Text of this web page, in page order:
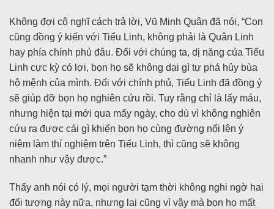
Không đợi cô nghĩ cách trả lời, Vũ Minh Quân đã nói, “Con
cũng đồng ý kiến với Tiểu Linh, không phải là Quân Linh
hay phía chính phủ đâu. Đối với chúng ta, dị năng của Tiểu
Linh cực kỳ có lợi, bọn họ sẽ không dại gì tự phá hủy bùa
hộ mệnh của mình. Đối với chính phủ, Tiểu Linh đã đồng ý
sẽ giúp đỡ bọn họ nghiên cứu rồi. Tuy rằng chỉ là lấy máu,
nhưng hiện tại mới qua mấy ngày, cho dù vì không nghiên
cứu ra được cái gì khiến bọn họ cùng đường nổi lên ý
niệm làm thí nghiệm trên Tiểu Linh, thì cũng sẽ không
nhanh như vậy được.”
Thấy anh nói có lý, mọi người tạm thời không nghi ngờ hai
đối tượng này nữa, nhưng lại cũng vì vậy mà bọn họ mất